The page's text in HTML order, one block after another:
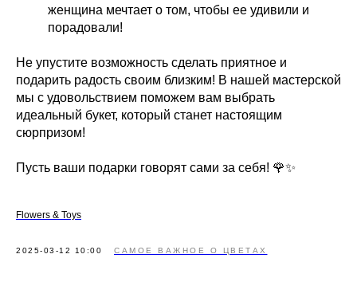
женщина мечтает о том, чтобы ее удивили и
порадовали!
Не упустите возможность сделать приятное и
подарить радость своим близким! В нашей мастерской
мы с удовольствием поможем вам выбрать
идеальный букет, который станет настоящим
сюрпризом!
Пусть ваши подарки говорят сами за себя! 🌹✨
Flowers & Toys
2025-03-12 10:00 САМОЕ ВАЖНОЕ О ЦВЕТАХ